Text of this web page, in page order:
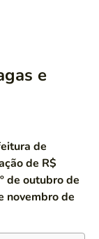
e
de
de R$
de outubro de
novembro de